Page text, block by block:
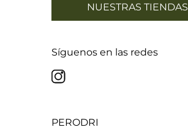
NUESTRAS TIENDAS
Síguenos en las redes
PERODRI